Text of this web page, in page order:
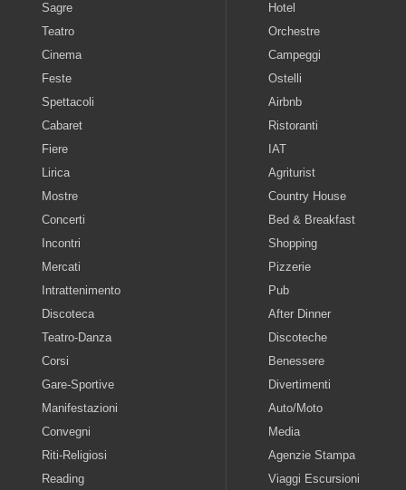
Sagre
Teatro
Cinema
Feste
Spettacoli
Cabaret
Fiere
Lirica
Mostre
Concerti
Incontri
Mercati
Intrattenimento
Discoteca
Teatro-Danza
Corsi
Gare-Sportive
Manifestazioni
Convegni
Riti-Religiosi
Reading
Hotel
Orchestre
Campeggi
Ostelli
Airbnb
Ristoranti
IAT
Agriturist
Country House
Bed & Breakfast
Shopping
Pizzerie
Pub
After Dinner
Discoteche
Benessere
Divertimenti
Auto/Moto
Media
Agenzie Stampa
Viaggi Escursioni